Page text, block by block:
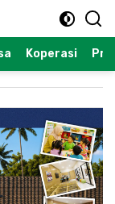
Koperasi